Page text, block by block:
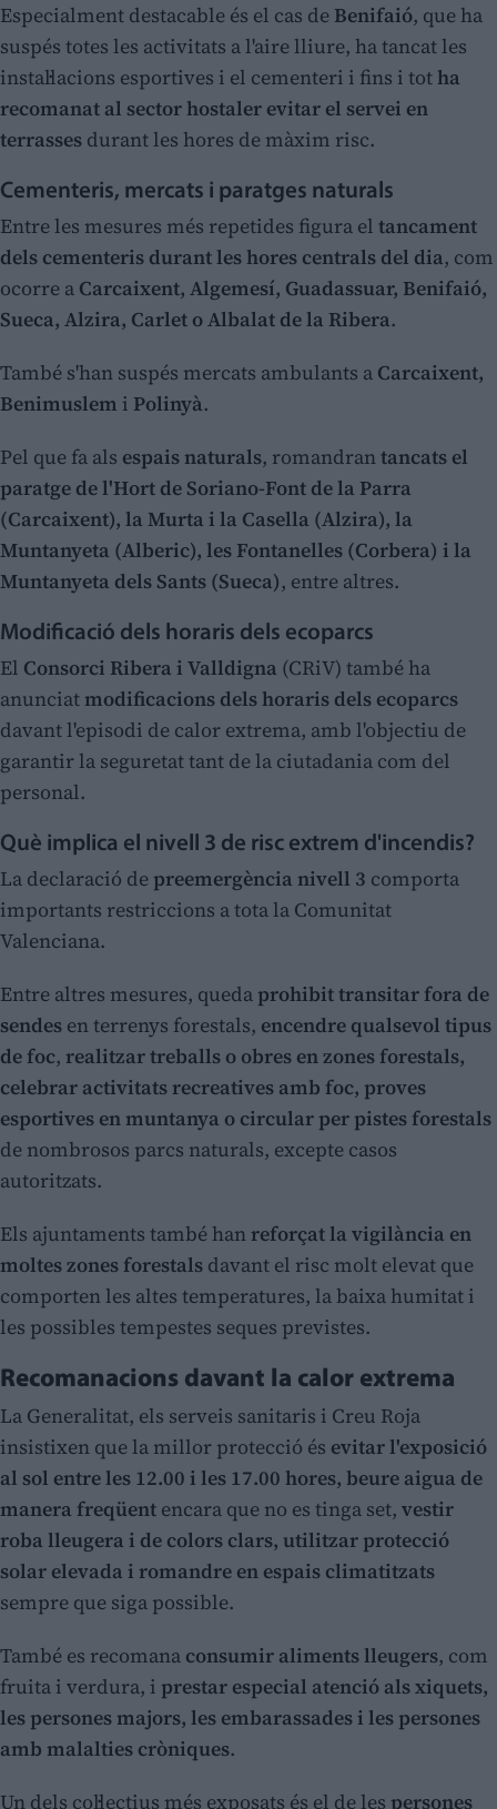
Especialment destacable és el cas de Benifaió, que ha
suspés totes les activitats a l'aire lliure, ha tancat les
instal·lacions esportives i el cementeri i fins i totha
recomanat al sector hostaler evitar el servei en
terrasses durant les hores de màxim risc.
Cementeris, mercats i paratges naturals
Entre les mesures més repetides figura el tancament
dels cementeris durant les hores centrals del dia, com
ocorre a Carcaixent, Algemesí, Guadassuar, Benifaió,
Sueca, Alzira, Carlet o Albalat de la Ribera.
També s'han suspés mercats ambulants a Carcaixent,
Benimuslem i Polinyà.
Pel que fa als espais naturals, romandrantancats el
paratge de l'Hort de Soriano-Font de la Parra
(Carcaixent), la Murta i la Casella (Alzira), la
Muntanyeta (Alberic), les Fontanelles (Corbera) i la
Muntanyeta dels Sants (Sueca), entre altres.
Modificació dels horaris dels ecoparcs
El Consorci Ribera i Valldigna (CRiV) també ha
anunciatmodificacions dels horaris dels ecoparcs
davant l'episodi de calor extrema, amb l'objectiu de
garantir la seguretat tant de la ciutadania com del
personal.
Què implica el nivell 3 de risc extrem d'incendis?
La declaració depreemergència nivell 3 comporta
importants restriccions a tota la Comunitat
Valenciana.
Entre altres mesures, quedaprohibit transitar fora de
sendes en terrenys forestals, encendre qualsevol tipus
de foc, realitzar treballs o obres en zones forestals,
celebrar activitats recreatives amb foc, proves
esportives en muntanya o circular per pistes forestals
de nombrosos parcs naturals, excepte casos
autoritzats.
Els ajuntaments també hanreforçat la vigilància en
moltes zones forestals davant el risc molt elevat que
comporten les altes temperatures, la baixa humitat i
les possibles tempestes seques previstes.
Recomanacions davant la calor extrema
La Generalitat, els serveis sanitaris i Creu Roja
insistixen que la millor protecció és evitar l'exposició
al sol entre les 12.00 i les 17.00 hores, beure aigua de
manera freqüent encara que no es tinga set, vestir
roba lleugera i de colors clars, utilitzar protecció
solar elevada i romandre en espais climatitzats
sempre que siga possible.
També es recomana consumir aliments lleugers, com
fruita i verdura, i prestar especial atenció als xiquets,
les persones majors, les embarassades i les persones
amb malalties cròniques.
Un dels col·lectius més exposats és el de les persones